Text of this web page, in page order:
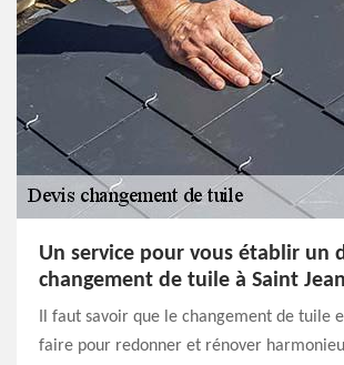
Un service pour vous établir un
changement de tuile à Saint
Il faut savoir que le changement de tuile
faire pour redonner et rénover